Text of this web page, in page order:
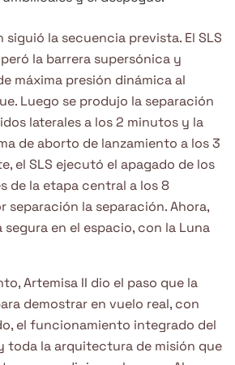
siguió la secuencia prevista. El SLS
la barrera supersónica y
máxima presión dinámica al
Luego se produjo la separación
laterales a los 2 minutos y la
de aborto de lanzamiento a los 3
el SLS ejecutó el apagado de los
de la etapa central a los 8
separación la separación. Ahora,
en el espacio, con la Luna
Artemisa II dio el paso que la
demostrar en vuelo real, con
el funcionamiento integrado del
toda la arquitectura de misión que